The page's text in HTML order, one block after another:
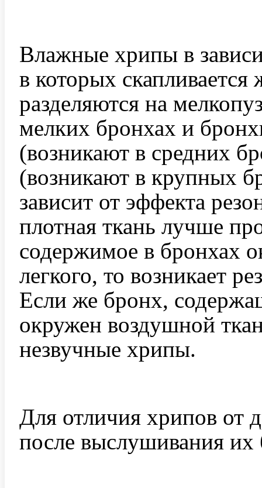
Влажные хрипы в
в которых
разделяются на
мелких бронхах и
(возникают в средних
(возникают в крупных
зависит от эффекта
плотная ткань лучше
содержимое в бронхах
легкого, то возникает
Если же бронх,
окружен воздушной
незвучные хрипы.
Для отличия хрипов от
после выслушивания их